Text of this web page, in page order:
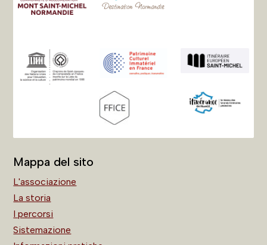
Mappa del sito
L'associazione
La storia
I percorsi
Sistemazione